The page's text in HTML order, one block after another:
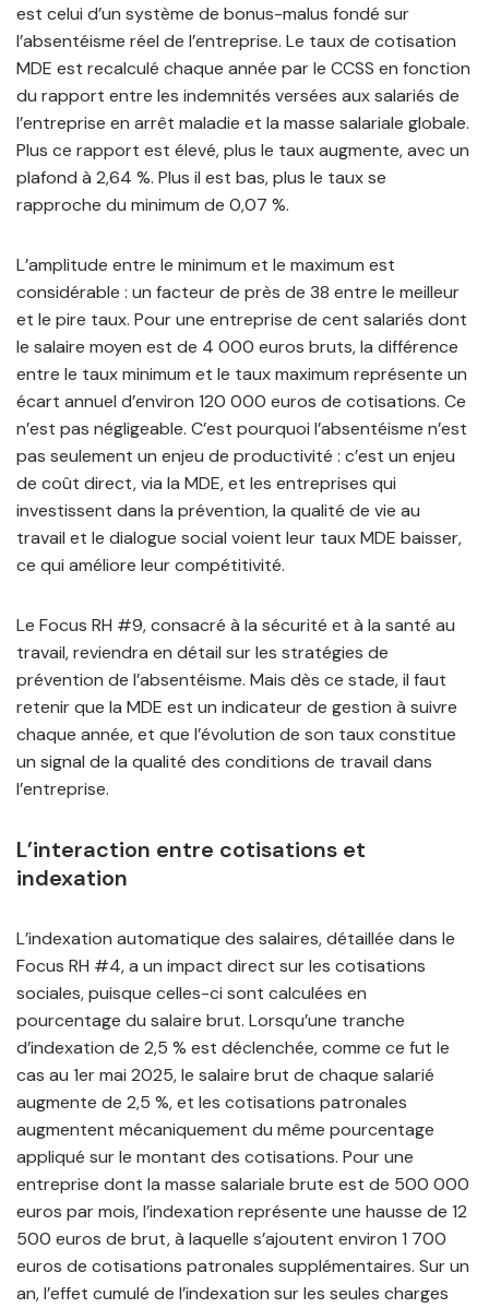
est celui d’un système de bonus-malus fondé sur
l’absentéisme réel de l’entreprise. Le taux de cotisation
MDE est recalculé chaque année par le CCSS en fonction
du rapport entre les indemnités versées aux salariés de
l’entreprise en arrêt maladie et la masse salariale globale.
Plus ce rapport est élevé, plus le taux augmente, avec un
plafond à 2,64 %. Plus il est bas, plus le taux se
rapproche du minimum de 0,07 %.
L’amplitude entre le minimum et le maximum est
considérable : un facteur de près de 38 entre le meilleur
et le pire taux. Pour une entreprise de cent salariés dont
le salaire moyen est de 4 000 euros bruts, la différence
entre le taux minimum et le taux maximum représente un
écart annuel d’environ 120 000 euros de cotisations. Ce
n’est pas négligeable. C’est pourquoi l’absentéisme n’est
pas seulement un enjeu de productivité : c’est un enjeu
de coût direct, via la MDE, et les entreprises qui
investissent dans la prévention, la qualité de vie au
travail et le dialogue social voient leur taux MDE baisser,
ce qui améliore leur compétitivité.
Le Focus RH #9, consacré à la sécurité et à la santé au
travail, reviendra en détail sur les stratégies de
prévention de l’absentéisme. Mais dès ce stade, il faut
retenir que la MDE est un indicateur de gestion à suivre
chaque année, et que l’évolution de son taux constitue
un signal de la qualité des conditions de travail dans
l’entreprise.
L’interaction entre cotisations et
indexation
L’indexation automatique des salaires, détaillée dans le
Focus RH #4, a un impact direct sur les cotisations
sociales, puisque celles-ci sont calculées en
pourcentage du salaire brut. Lorsqu’une tranche
d’indexation de 2,5 % est déclenchée, comme ce fut le
cas au 1er mai 2025, le salaire brut de chaque salarié
augmente de 2,5 %, et les cotisations patronales
augmentent mécaniquement du même pourcentage
appliqué sur le montant des cotisations. Pour une
entreprise dont la masse salariale brute est de 500 000
euros par mois, l’indexation représente une hausse de 12
500 euros de brut, à laquelle s’ajoutent environ 1 700
euros de cotisations patronales supplémentaires. Sur un
an, l’effet cumulé de l’indexation sur les seules charges